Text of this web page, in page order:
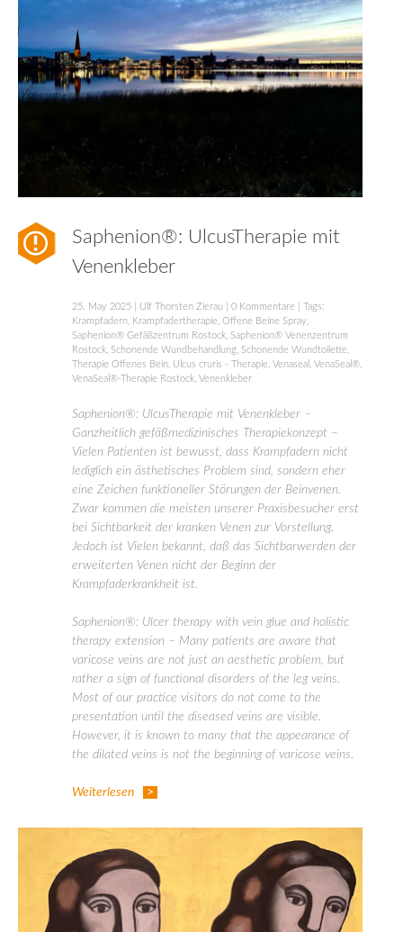
Saphenion®: UlcusTherapie mit
Venenkleber
25. May 2025 Ulf Thorsten Zierau 0 Kommentare | Tags:
Krampfadern
Krampfadertherapie Offene Beine Spray
Saphenion® Gefäßzentrum Rostock Saphenion® Venenzentrum
Rostock Schonende Wundbehandlung Schonende Wundtoilette
Therapie Offenes Bein
Ulcus cruris - Therapie Venaseal VenaSeal®
VenaSeal®-Therapie Rostock Venenkleber
Saphenion®: UlcusTherapie mit Venenkleber –
Ganzheitlich gefäßmedizinisches Therapiekonzept –
Vielen Patienten ist bewusst, dass Krampfadern nicht
lediglich ein ästhetisches Problem sind, sondern eher
eine Zeichen funktioneller Störungen der Beinvenen.
Zwar kommen die meisten unserer Praxisbesucher erst
bei Sichtbarkeit der kranken Venen zur Vorstellung.
Jedoch ist Vielen bekannt, daß das Sichtbarwerden der
erweiterten Venen nicht der Beginn der
Krampfaderkrankheit ist.
Saphenion®: Ulcer therapy with vein glue and holistic
therapy extension – Many patients are aware that
varicose veins are not just an aesthetic problem, but
rather a sign of functional disorders of the leg veins.
Most of our practice visitors do not come to the
presentation until the diseased veins are visible.
However, it is known to many that the appearance of
the dilated veins is not the beginning of varicose veins.
Weiterlesen